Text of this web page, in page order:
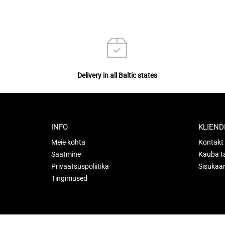
Delivery in all Baltic states
INFO
Meie kohta
Saatmine
Privaatsuspoliitika
Tingimused
Kontakt
Kauba